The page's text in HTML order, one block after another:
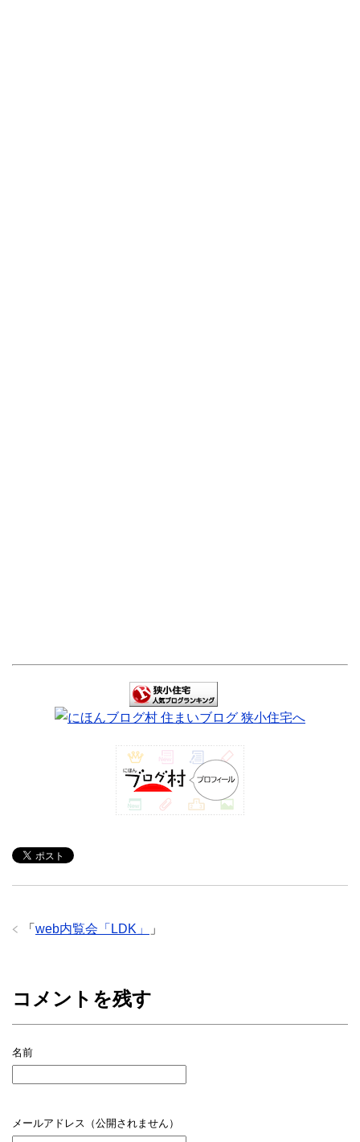
「 web内覧会「LDK」 」
コメントを残す
名前
メールアドレス（公開されません）